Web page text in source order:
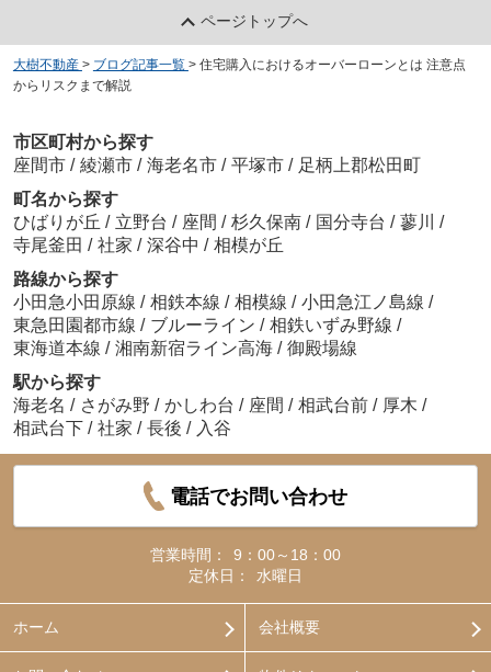
ページトップへ
大樹不動産 > ブログ記事一覧 > 住宅購入におけるオーバーローンとは 注意点
からリスクまで解説
市区町村から探す
座間市 / 綾瀬市 / 海老名市 / 平塚市 / 足柄上郡松田町
町名から探す
ひばりが丘 / 立野台 / 座間 / 杉久保南 / 国分寺台 / 蓼川 /
寺尾釜田 / 社家 / 深谷中 / 相模が丘
路線から探す
小田急小田原線 / 相鉄本線 / 相模線 / 小田急江ノ島線 /
東急田園都市線 / ブルーライン / 相鉄いずみ野線 /
東海道本線 / 湘南新宿ライン高海 / 御殿場線
駅から探す
海老名 / さがみ野 / かしわ台 / 座間 / 相武台前 / 厚木 /
相武台下 / 社家 / 長後 / 入谷
電話でお問い合わせ
営業時間：
9：00～18：00
定休日：
水曜日
ホーム 会社概要